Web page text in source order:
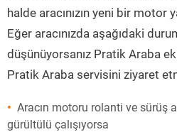
halde aracınızın yeni bir motor
Eğer aracınızda aşağıdaki
düşünüyorsanız Pratik Araba
Pratik Araba servisini ziyaret
Aracın motoru rolanti ve sürüş
gürültülü çalışıyorsa